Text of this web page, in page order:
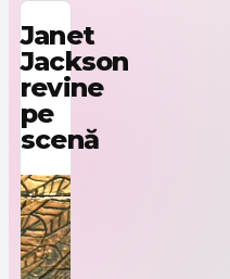
Janet
Jackson
revine
pe
scenă